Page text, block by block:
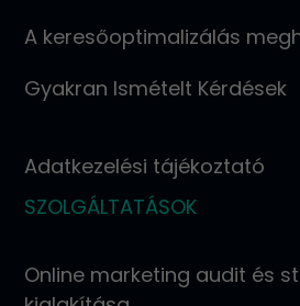
A keresőoptimalizálás
Gyakran Ismételt Kérdések
Adatkezelési tájékoztató
SZOLGÁLTATÁSOK
Online marketing audit és